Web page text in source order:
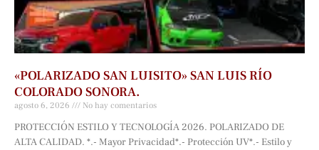
«POLARIZADO SAN LUISITO» SAN LUIS RÍO
COLORADO SONORA.
agosto 6, 2026 No hay comentarios
PROTECCIÓN ESTILO Y TECNOLOGÍA 2026. POLARIZADO DE
ALTA CALIDAD. *.- Mayor Privacidad*.- Protección UV*.- Estilo y